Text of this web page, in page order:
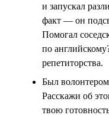
и запускал
факт — он
Помогал
по
репетиторства.
Был
Расскажи об
твою